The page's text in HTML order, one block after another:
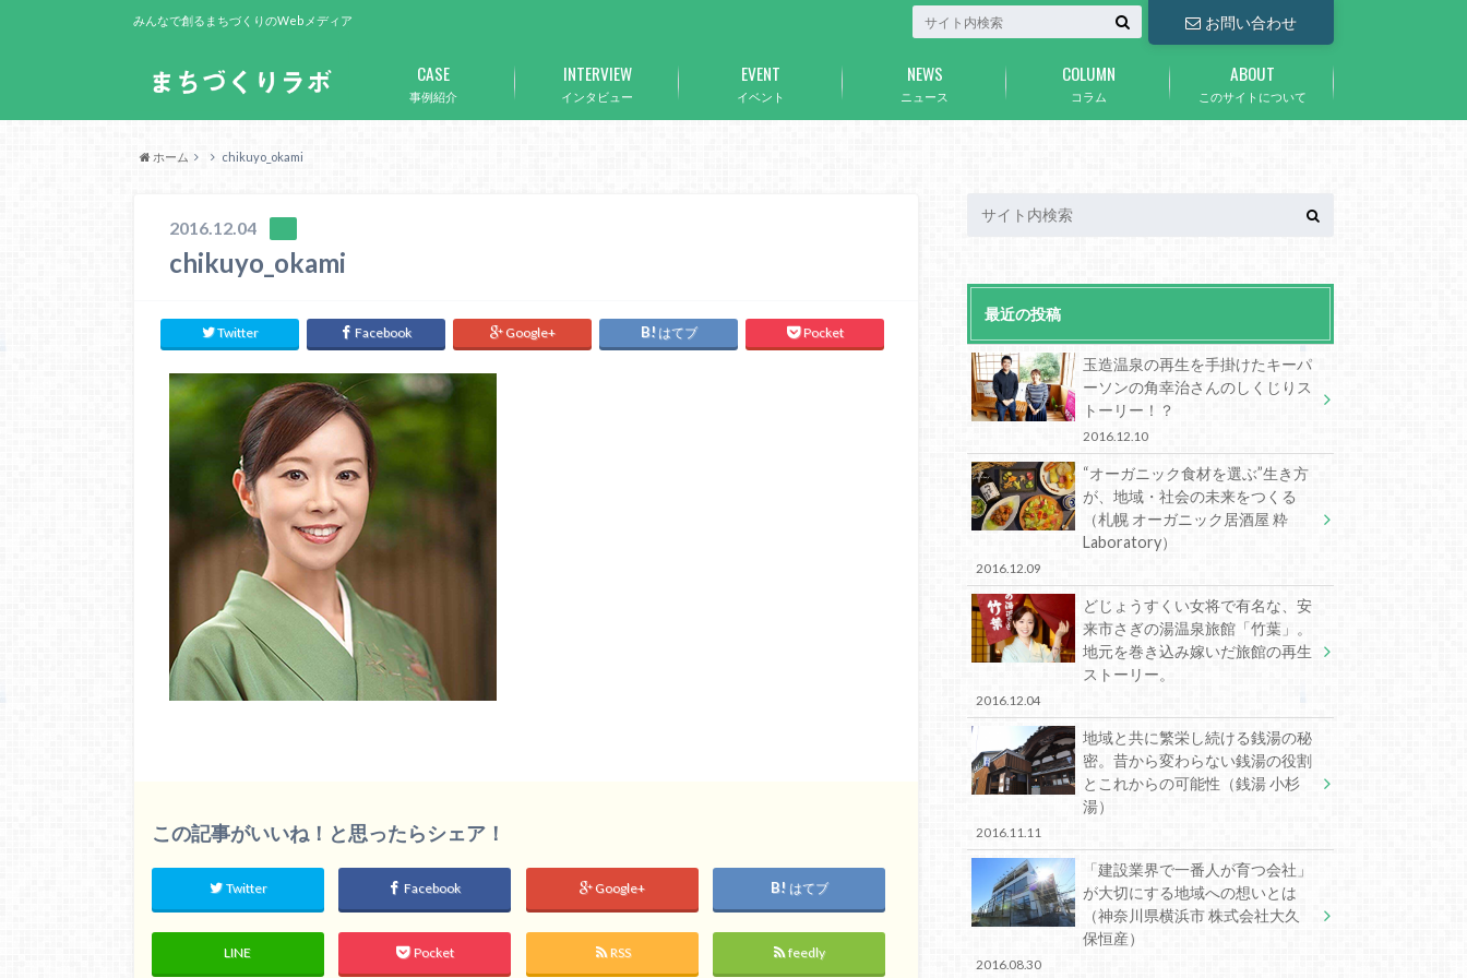
みんなで創るまちづくりのWebメディア お問い合わせ
事例紹介
CASE
インタビュー
INTERVIEW
イベント
EVENT
ニュース
NEWS
コラム
COLUMN
このサイトについて
ABOUT
ホーム chikuyo_okami
2016.12.04
chikuyo_okami
Twitter Facebook Google+ はてブ Pocket
この記事がいいね！と思ったらシェア！
Twitter Facebook Google+ はてブ
LINE Pocket RSS feedly
最近の投稿
玉造温泉の再生を手掛けたキーパ
ーソンの角幸治さんのしくじりス
トーリー！？
2016.12.10
“オーガニック食材を選ぶ”生き方
が、地域・社会の未来をつくる
（札幌 オーガニック居酒屋 粋
Laboratory）
2016.12.09
どじょうすくい女将で有名な、安
来市さぎの湯温泉旅館「竹葉」。
地元を巻き込み嫁いだ旅館の再生
ストーリー。
2016.12.04
地域と共に繁栄し続ける銭湯の秘
密。昔から変わらない銭湯の役割
とこれからの可能性（銭湯 小杉
湯）
2016.11.11
「建設業界で一番人が育つ会社」
が大切にする地域への想いとは
（神奈川県横浜市 株式会社大久
保恒産）
2016.08.30